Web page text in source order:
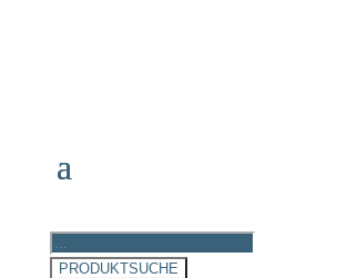
search
PRODUKTSUCHE